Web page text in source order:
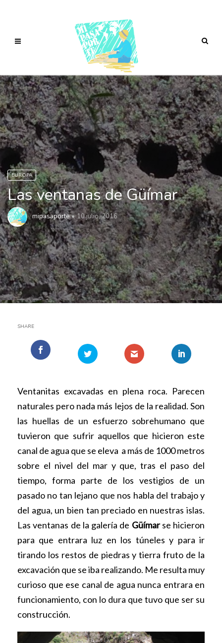
EUROPA
Las ventanas de Güímar
mipasaporte 10 julio, 2016
SHARE
Ventanitas excavadas en plena roca. Parecen
naturales pero nada más lejos de la realidad. Son
las huellas de un esfuerzo sobrehumano que
tuvieron que sufrir aquellos que hicieron este
canal de agua que se eleva a más de 1000 metros
sobre el nivel del mar y que, tras el paso del
tiempo, forma parte de los vestigios de un
pasado no tan lejano que nos habla del trabajo y
del agua, un bien tan preciado en nuestras islas.
Las ventanas de la galería de Güímarse hicieron
para que entrara luz en los túneles y para ir
tirando los restos de piedras y tierra fruto de la
excavación que se iba realizando. Me resulta muy
curioso que ese canal de agua nunca entrara en
funcionamiento, con lo dura que tuvo que ser su
construcción.